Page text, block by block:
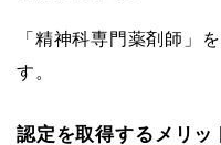
「精神科専門薬剤師」
す。
認定を取得するメリッ